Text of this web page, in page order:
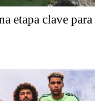
etapa clave para